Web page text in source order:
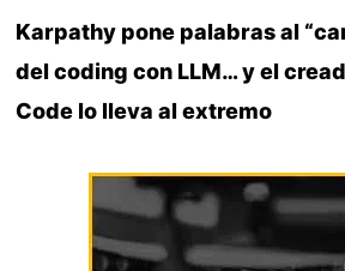
Karpathy pone palabras al
del coding con LLM… y el
Code lo lleva al extremo